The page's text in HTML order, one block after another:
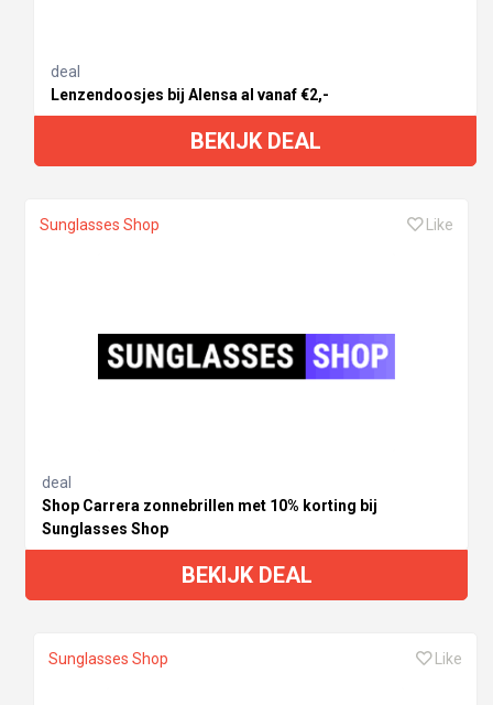
deal
Lenzendoosjes bij Alensa al vanaf €2,-
BEKIJK DEAL
Sunglasses Shop Like
deal
Shop Carrera zonnebrillen met 10% korting bij
Sunglasses Shop
BEKIJK DEAL
Sunglasses Shop Like